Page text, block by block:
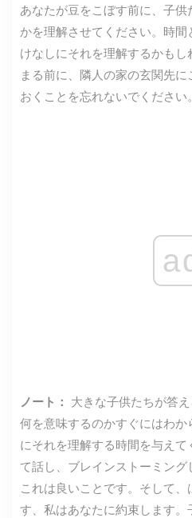
あなたが豆をこぼす前に、子
かを理解させてください。時
けなしにそれを理解するかも
まる前に、隣人の家の玄関先
おくことを忘れないでください。
ノート： 大きな子供たちが答
何を意味するのかすぐにはわ
にそれを理解する時間を与え
て話し、ブレインストーミング
これは良いことです。そして
す、私はあなたに約束します